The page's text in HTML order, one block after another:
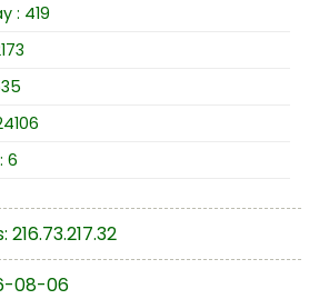
: 419
6
08-06